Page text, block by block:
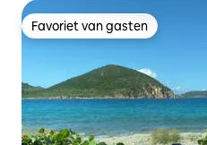
Favoriet van gasten
Favoriet van gasten